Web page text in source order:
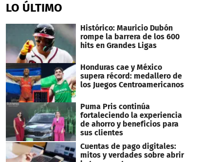
LO ÚLTIMO
Histórico: Mauricio Dubón
rompe la barrera de los 600
hits en Grandes Ligas
Honduras cae y México
supera récord: medallero de
los Juegos Centroamericanos
Puma Pris continúa
fortaleciendo la experiencia
de ahorro y beneficios para
sus clientes
Cuentas de pago digitales:
mitos y verdades sobre abrir